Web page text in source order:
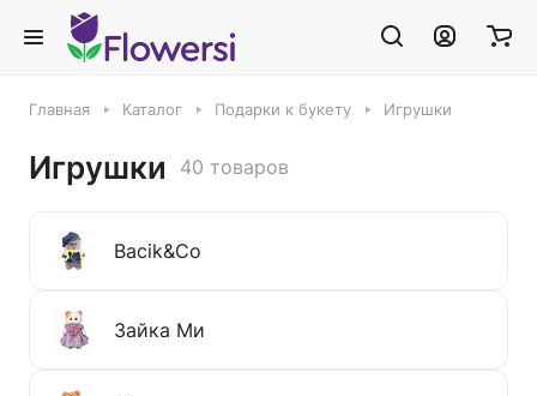
Главная Каталог Подарки к букету Игрушки
Игрушки 40 товаров
Bacik&Co
Зайка Ми